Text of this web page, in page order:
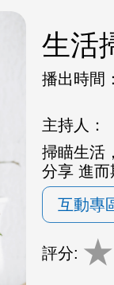
生活
播出時間：
主持人：
掃瞄生活
分享 進而
互動專
評分: ★